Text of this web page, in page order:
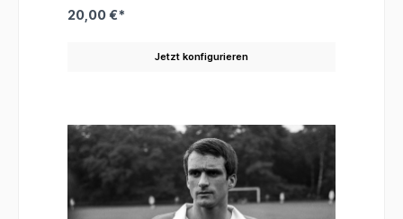
Betreuer der Schiedrichter bei Heimspielen des 1. FC
fungierte und Meistertrainer Willi "Fischken"
Köln einen für seine Erwartungen enttäuschenden
20,00 €*
Jetzt konfigurieren